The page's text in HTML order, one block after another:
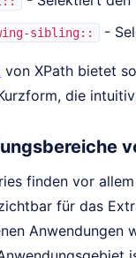
sibling:: -
von XPath bietet
die
finden vor
für das
Anwendungen